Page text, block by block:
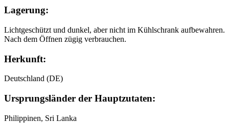
Lagerung:
Lichtgeschützt und dunkel, aber nicht im Kühlschrank aufbewahren.
Nach dem Öffnen zügig verbrauchen.
Herkunft:
Deutschland (DE)
Ursprungsländer der Hauptzutaten:
Philippinen, Sri Lanka